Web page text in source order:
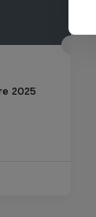
2025